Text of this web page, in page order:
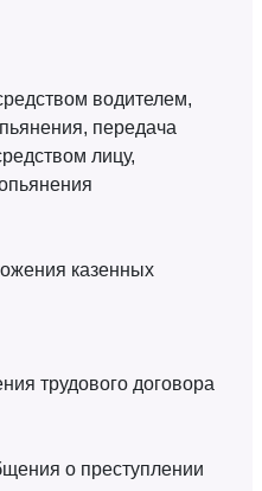
водителем,
передача
лицу,
казенных
трудового договора
о преступлении